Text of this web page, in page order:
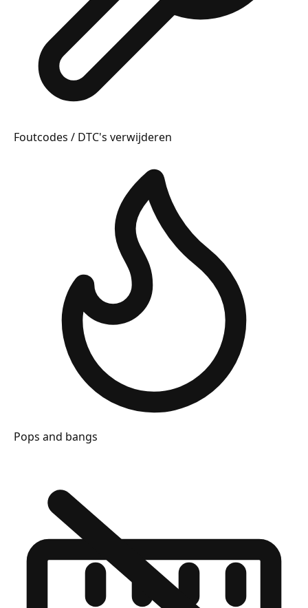
Foutcodes / DTC's verwijderen
Pops and bangs